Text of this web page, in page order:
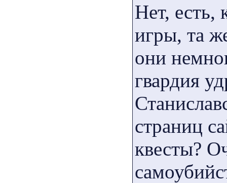
Нет, есть,
игры, та
они
гвардия
страниц
квесты?